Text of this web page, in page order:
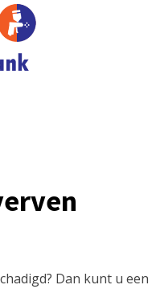
Dan kunt u een